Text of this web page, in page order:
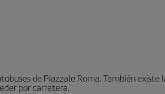
de Piazzale Roma. También existe
por carretera.